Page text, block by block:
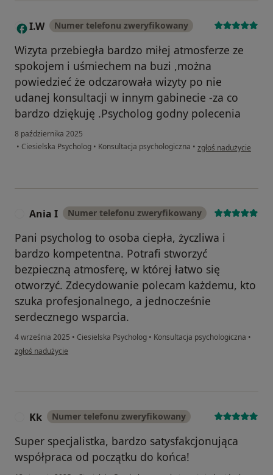
I I.W Numer telefonu zweryfikowany
Wizyta przebiegła bardzo miłej atmosferze ze
spokojem i uśmiechem na buzi ,można
powiedzieć że odczarowała wizyty po nie
udanej konsultacji w innym gabinecie -za co
bardzo dziękuję .Psycholog godny polecenia
8 października 2025
• Ciesielska Psycholog • Konsultacja psychologiczna • w opinii użytkownika
zgłoś nadużycie
Ania I Numer telefonu zweryfikowany
Pani psycholog to osoba ciepła, życzliwa i
bardzo kompetentna. Potrafi stworzyć
bezpieczną atmosferę, w której łatwo się
otworzyć. Zdecydowanie polecam każdemu, kto
szuka profesjonalnego, a jednocześnie
serdecznego wsparcia.
4 września 2025 • Ciesielska Psycholog • Konsultacja psychologiczna •
w opinii użytkownika Ania I
zgłoś nadużycie
Kk Numer telefonu zweryfikowany
Super specjalistka, bardzo satysfakcjonująca
współpraca od początku do końca!